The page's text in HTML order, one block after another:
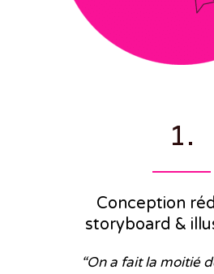
1.
Conception
storyboard &
“On a fait la moitié